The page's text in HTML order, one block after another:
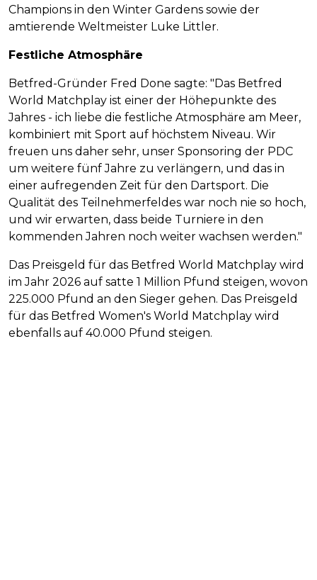
Champions in den Winter Gardens sowie der
amtierende Weltmeister Luke Littler.
Festliche Atmosphäre
Betfred-Gründer Fred Done sagte: "Das Betfred
World Matchplay ist einer der Höhepunkte des
Jahres - ich liebe die festliche Atmosphäre am Meer,
kombiniert mit Sport auf höchstem Niveau. Wir
freuen uns daher sehr, unser Sponsoring der PDC
um weitere fünf Jahre zu verlängern, und das in
einer aufregenden Zeit für den Dartsport. Die
Qualität des Teilnehmerfeldes war noch nie so hoch,
und wir erwarten, dass beide Turniere in den
kommenden Jahren noch weiter wachsen werden."
Das Preisgeld für das Betfred World Matchplay wird
im Jahr 2026 auf satte 1 Million Pfund steigen, wovon
225.000 Pfund an den Sieger gehen. Das Preisgeld
für das Betfred Women's World Matchplay wird
ebenfalls auf 40.000 Pfund steigen.